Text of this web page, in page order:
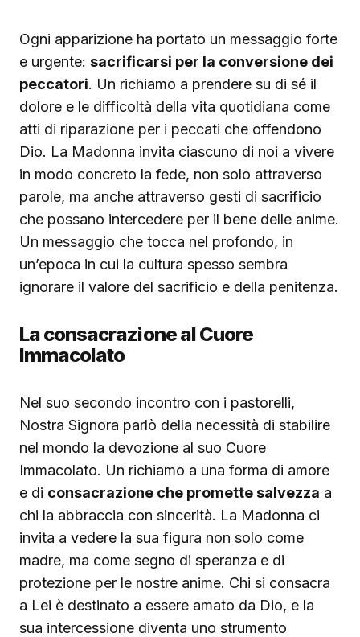
Ogni apparizione ha portato un messaggio forte
e urgente: sacrificarsi per la conversione dei
peccatori. Un richiamo a prendere su di sé il
dolore e le difficoltà della vita quotidiana come
atti di riparazione per i peccati che offendono
Dio. La Madonna invita ciascuno di noi a vivere
in modo concreto la fede, non solo attraverso
parole, ma anche attraverso gesti di sacrificio
che possano intercedere per il bene delle anime.
Un messaggio che tocca nel profondo, in
un’epoca in cui la cultura spesso sembra
ignorare il valore del sacrificio e della penitenza.
La consacrazione al Cuore
Immacolato
Nel suo secondo incontro con i pastorelli,
Nostra Signora parlò della necessità di stabilire
nel mondo la devozione al suo Cuore
Immacolato. Un richiamo a una forma di amore
e di consacrazione che promette salvezza a
chi la abbraccia con sincerità. La Madonna ci
invita a vedere la sua figura non solo come
madre, ma come segno di speranza e di
protezione per le nostre anime. Chi si consacra
a Lei è destinato a essere amato da Dio, e la
sua intercessione diventa uno strumento